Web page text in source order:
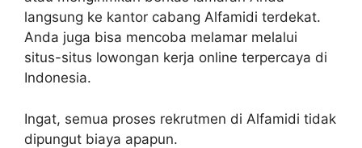
langsung ke kantor cabang Alfamidi terdekat.
Anda juga bisa mencoba melamar melalui
situs-situs lowongan kerja online terpercaya di
Indonesia.
Ingat, semua proses rekrutmen di Alfamidi tidak
dipungut biaya apapun.